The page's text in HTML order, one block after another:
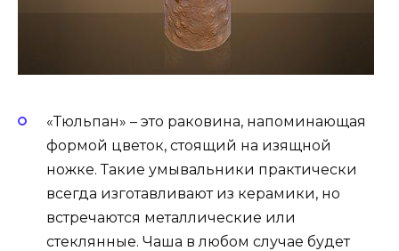
«Тюльпан» – это раковина, напоминающая
формой цветок, стоящий на изящной
ножке. Такие умывальники практически
всегда изготавливают из керамики, но
встречаются металлические или
стеклянные. Чаша в любом случае будет